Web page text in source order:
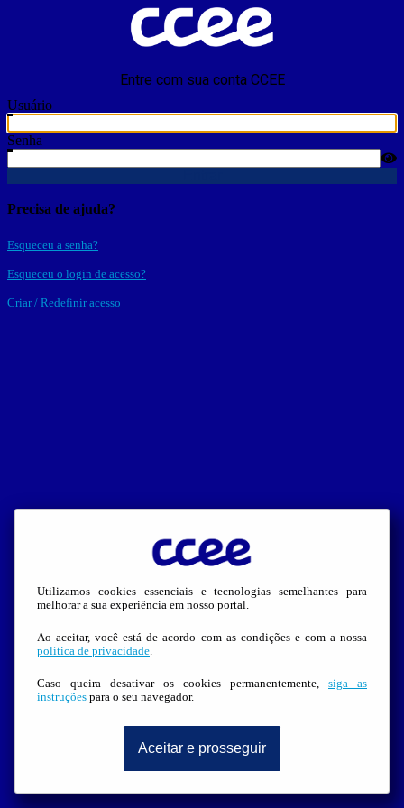
Entre com sua conta CCEE
Usuário
Senha
Precisa de ajuda?
Esqueceu a senha?
Esqueceu o login de acesso?
Criar / Redefinir acesso
Utilizamos cookies essenciais e tecnologias semelhantes para
melhorar a sua experiência em nosso portal.
Ao aceitar, você está de acordo com as condições e com a nossa
política de privacidade.
Caso queira desativar os cookies permanentemente, siga as
instruções para o seu navegador.
Aceitar e prosseguir